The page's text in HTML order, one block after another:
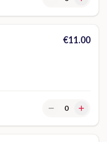
€11.00
0